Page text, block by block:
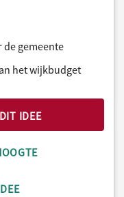
de gemeente
het wijkbudget
IDEE